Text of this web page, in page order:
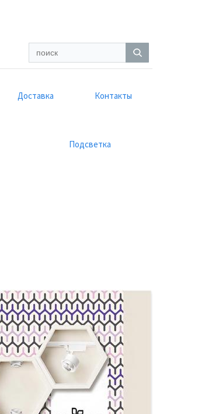
Доставка Контакты
Подсветка